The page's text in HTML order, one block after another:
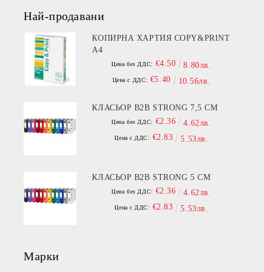
Най-продавани
КОПИРНА ХАРТИЯ COPY&PRINT
A4
Цена без ДДС: €4.50 8.80лв.
Цена с ДДС: €5.40 10.56лв.
КЛАСЬОР B2B STRONG 7,5 СМ
Цена без ДДС: €2.36 4.62лв.
Цена с ДДС: €2.83 5.53лв.
КЛАСЬОР B2B STRONG 5 СМ
Цена без ДДС: €2.36 4.62лв.
Цена с ДДС: €2.83 5.53лв.
Марки